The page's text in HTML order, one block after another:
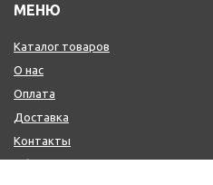
МЕНЮ
Каталог товаров
О нас
Оплата
Доставка
Контакты
Обмен и возврат